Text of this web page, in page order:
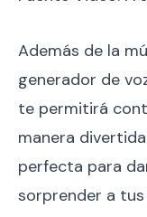
Además de la
generador de
te permitirá
manera
perfecta para
sorprender a